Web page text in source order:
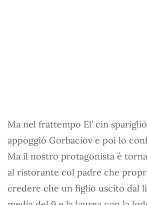
Ma nel frattempo El’ cin
appoggiò Gorbaciov e poi lo
Ma il nostro protagonista è
al ristorante col padre che
credere che un figlio uscito dal